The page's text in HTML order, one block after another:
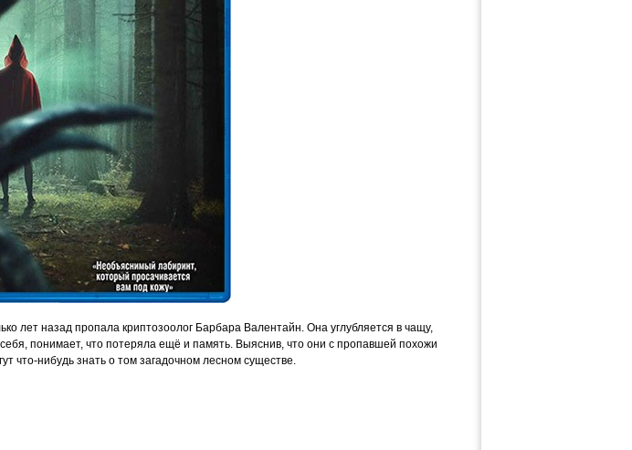
лет назад пропала криптозоолог Барбара Валентайн. Она углубляется в чащу,
понимает, что потеряла ещё и память. Выяснив, что они с пропавшей похожи
что-нибудь знать о том загадочном лесном существе.